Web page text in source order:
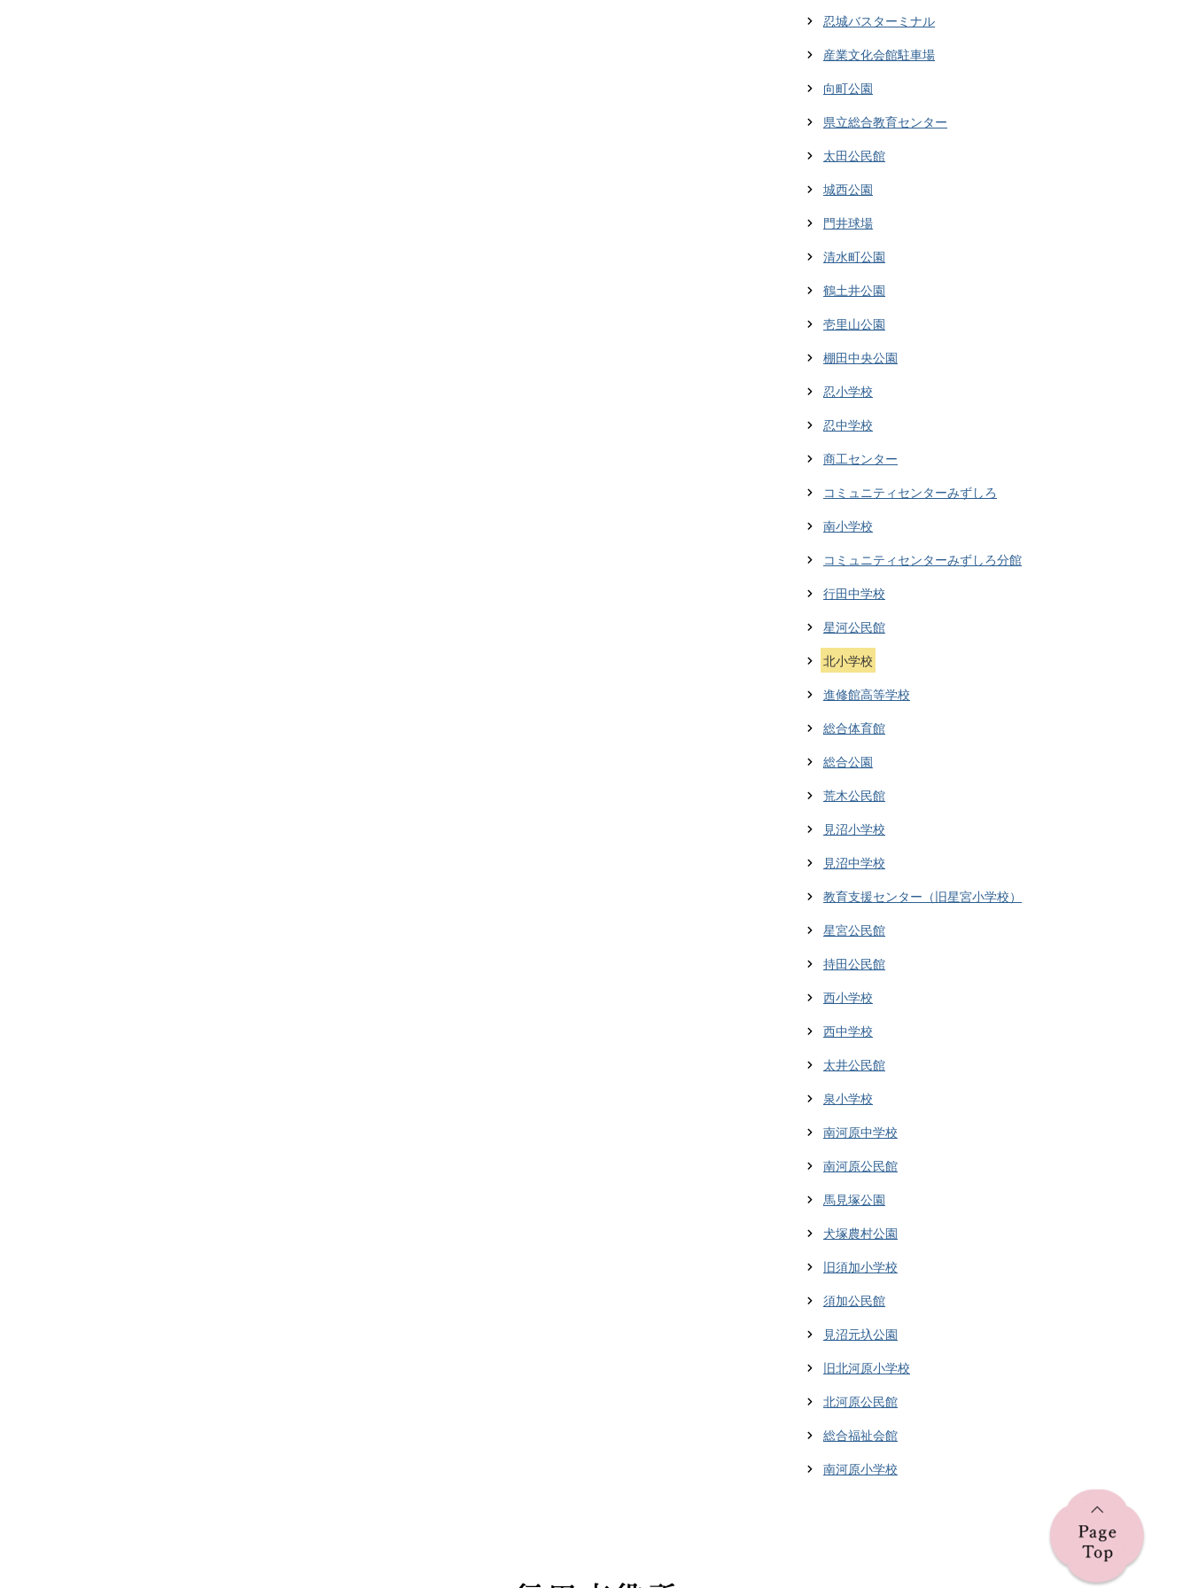
忍城バスターミナル
産業文化会館駐車場
向町公園
県立総合教育センター
太田公民館
城西公園
門井球場
清水町公園
鶴土井公園
壱里山公園
棚田中央公園
忍小学校
忍中学校
商工センター
コミュニティセンターみずしろ
南小学校
コミュニティセンターみずしろ分館
行田中学校
星河公民館
北小学校
進修館高等学校
総合体育館
総合公園
荒木公民館
見沼小学校
見沼中学校
教育支援センター（旧星宮小学校）
星宮公民館
持田公民館
西小学校
西中学校
太井公民館
泉小学校
南河原中学校
南河原公民館
馬見塚公園
犬塚農村公園
旧須加小学校
須加公民館
見沼元圦公園
旧北河原小学校
北河原公民館
総合福祉会館
南河原小学校